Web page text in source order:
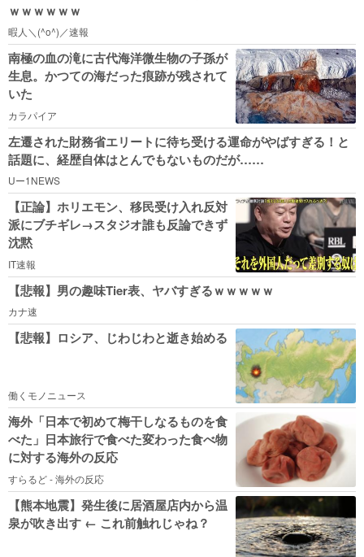
ｗｗｗｗｗｗ
暇人＼(^o^)／速報
南極の血の滝に古代海洋微生物の子孫が
生息。かつての海だった痕跡が残されて
いた
カラパイア
左遷された財務省エリートに待ち受ける運命がやばすぎる！と
話題に、経歴自体はとんでもないものだが……
Uー1NEWS
【正論】ホリエモン、移民受け入れ反対
派にブチギレ→スタジオ誰も反論できず
沈黙
IT速報
【悲報】男の趣味Tier表、ヤバすぎるｗｗｗｗｗ
カナ速
【悲報】ロシア、じわじわと逝き始める
働くモノニュース
海外「日本で初めて梅干しなるものを食
べた」日本旅行で食べた変わった食べ物
に対する海外の反応
すらるど - 海外の反応
【熊本地震】発生後に居酒屋店内から温
泉が吹き出す ← これ前触れじゃね？